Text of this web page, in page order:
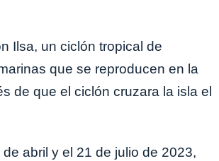
Ilsa, un ciclón tropical de
que se reproducen en la
de que el ciclón cruzara la isla el
abril y el 21 de julio de 2023,